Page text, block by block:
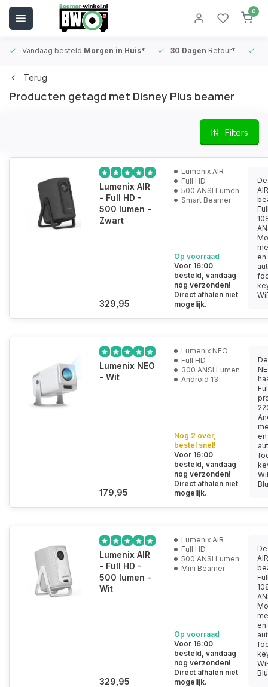
0
Vandaag besteld Morgen in Huis* 30 Dagen Retour*
Terug
Producten getagd met Disney Plus beamer
Filters
Lumenix AIR
- Full HD -
500 lumen -
Zwart
329,95
Lumenix AIR
Full HD
500 ANSI Lumen
Smart Beamer
Op voorraad
Voor 16:00
besteld, vandaag
nog verzonden!
Direct afhalen niet
mogelijk.
en
Lumenix NEO
- Wit
179,95
Lumenix NEO
Full HD
300 ANSI Lumen
Android 13
Nog 2 over,
bestel snel!
Voor 16:00
besteld, vandaag
nog verzonden!
Direct afhalen niet
mogelijk.
Lumenix AIR
- Full HD -
500 lumen -
Wit
329,95
Lumenix AIR
Full HD
500 ANSI Lumen
Mini Beamer
Op voorraad
Voor 16:00
besteld, vandaag
nog verzonden!
Direct afhalen niet
mogelijk.
en